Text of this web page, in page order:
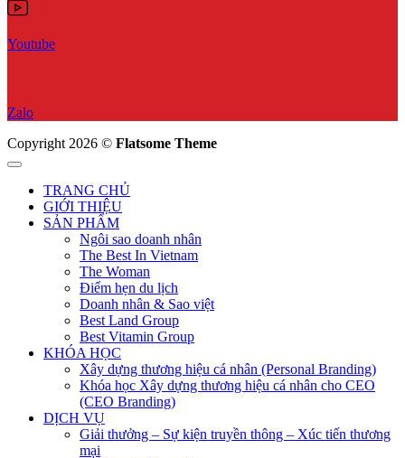
Youtube
Zalo
Copyright 2026 © Flatsome Theme
TRANG CHỦ
GIỚI THIỆU
SẢN PHẨM
Ngôi sao doanh nhân
The Best In Vietnam
The Woman
Điểm hẹn du lịch
Doanh nhân & Sao việt
Best Land Group
Best Vitamin Group
KHÓA HỌC
Xây dựng thương hiệu cá nhân (Personal Branding)
Khóa học Xây dựng thương hiệu cá nhân cho CEO
(CEO Branding)
DỊCH VỤ
Giải thưởng – Sự kiện truyền thông – Xúc tiến thương
mại